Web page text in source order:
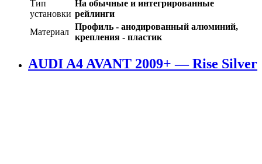
Тип
установки
На обычные и интегрированные
рейлинги
Материал
Профиль - анодированный алюминий,
крепления - пластик
AUDI A4 AVANT 2009+ — Rise Silver